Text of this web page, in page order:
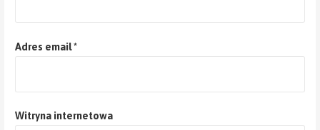
Adres email*
Witryna internetowa